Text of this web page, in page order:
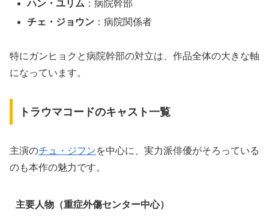
ハン・ユリム ：病院幹部
チェ・ジョウン ：病院関係者
特にガンヒョクと病院幹部の対立は、作品全体の大きな軸
になっています。
トラウマコードのキャスト一覧
主演のチュ・ジフンを中心に、実力派俳優がそろっている
のも本作の魅力です。
主要人物（重症外傷センター中心）